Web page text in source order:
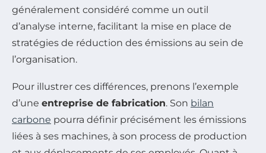
généralement considéré comme un outil
d’analyse interne, facilitant la mise en place de
stratégies de réduction des émissions au sein de
l’organisation.
Pour illustrer ces différences, prenons l’exemple
d’une entreprise de fabrication. Son bilan
carbone pourra définir précisément les émissions
liées à ses machines, à son process de production